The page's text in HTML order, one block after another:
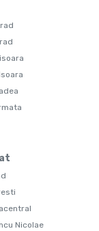
Nicolae